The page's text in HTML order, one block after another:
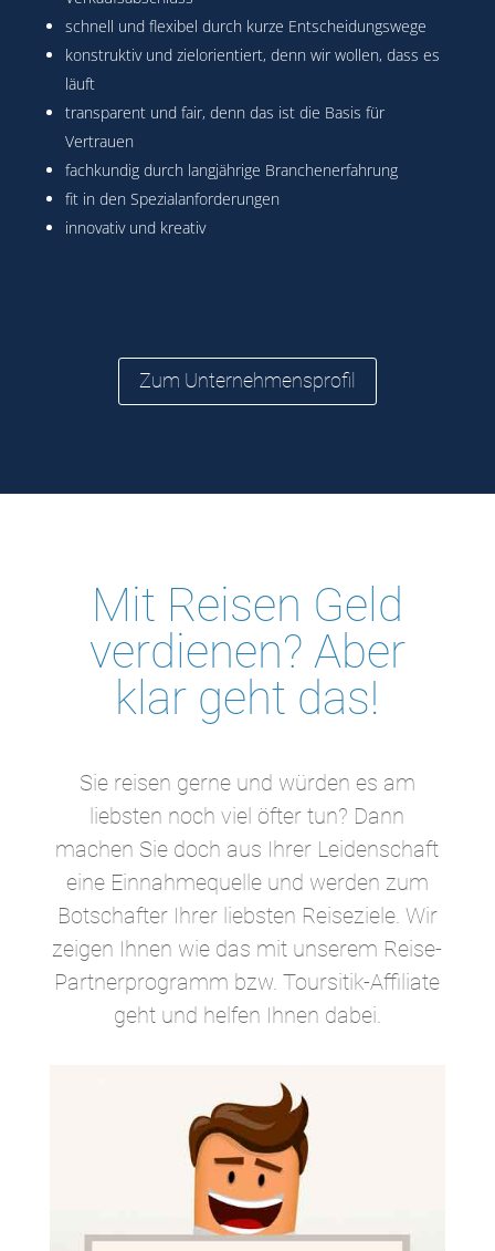
schnell und flexibel durch kurze Entscheidungswege
konstruktiv und zielorientiert, denn wir wollen, dass es
läuft
transparent und fair, denn das ist die Basis für
Vertrauen
fachkundig durch langjährige Branchenerfahrung
fit in den Spezialanforderungen
innovativ und kreativ
Zum Unternehmensprofil
Mit Reisen Geld
verdienen? Aber
klar geht das!
Sie reisen gerne und würden es am
liebsten noch viel öfter tun? Dann
machen Sie doch aus Ihrer Leidenschaft
eine Einnahmequelle und werden zum
Botschafter Ihrer liebsten Reiseziele. Wir
zeigen Ihnen wie das mit unserem Reise-
Partnerprogramm bzw. Toursitik-Affiliate
geht und helfen Ihnen dabei.
Sie sehen gerade einen
Platzhalterinhalt von
YouTube
Um auf den eigentlichen Inhalt
zuzugreifen, klicken Sie auf die
Schaltfläche unten. Bitte
beachten Sie, dass dabei Daten